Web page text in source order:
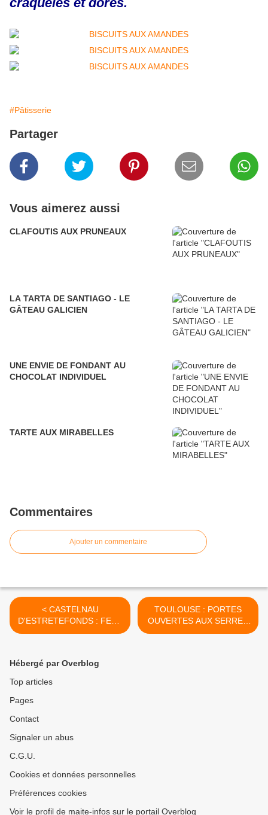
#Pâtisserie
Partager
Vous aimerez aussi
CLAFOUTIS AUX PRUNEAUX
LA TARTA DE SANTIAGO - LE
GÂTEAU GALICIEN
UNE ENVIE DE FONDANT AU
CHOCOLAT INDIVIDUEL
TARTE AUX MIRABELLES
Commentaires
Ajouter un commentaire
< CASTELNAU
D'ESTRETEFONDS : FETE
LOCALE LES 12 - 13 et 14
TOULOUSE : PORTES
OUVERTES AUX SERRES
MUNICIPALES >
Hébergé par Overblog
Top articles
Pages
Contact
Signaler un abus
C.G.U.
Cookies et données personnelles
Préférences cookies
Voir le profil de maite-infos sur le portail Overblog